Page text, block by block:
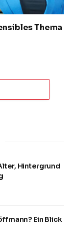
Thema
Hintergrund
Ein Blick